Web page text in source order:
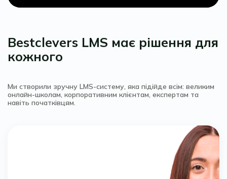
Bestclevers LMS має рішення для
кожного
Ми створили зручну LMS-систему, яка підійде всім: великим
онлайн-школам, корпоративним клієнтам, експертам та
навіть початківцям.